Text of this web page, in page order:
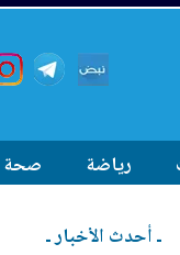
رياضة صحة
ـ أحدث الأخبار ـ